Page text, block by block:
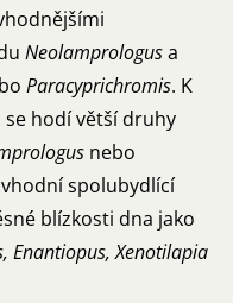
Neolamprologusa
Paracyprichromis. K
hodí větší druhy
nebo
spolubydlící
blízkosti dna jako
Enantiopus, Xenotilapia